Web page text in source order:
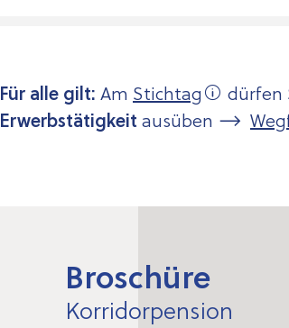
Für alle gilt: Am Stichtag dürfen
Erwerbstätigkeitausüben
Broschüre
Korridorpension